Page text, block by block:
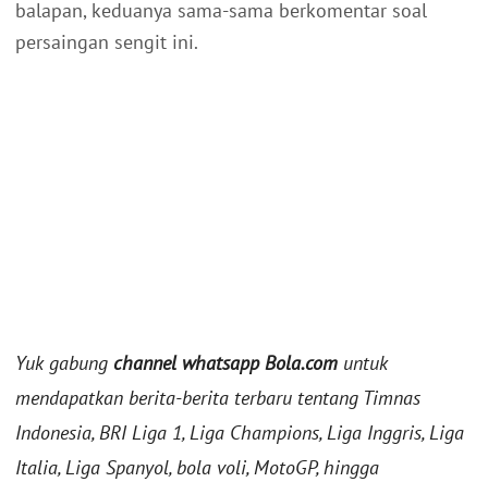
balapan, keduanya sama-sama berkomentar soal
persaingan sengit ini.
Yuk gabung channel whatsapp Bola.com untuk
mendapatkan berita-berita terbaru tentang Timnas
Indonesia, BRI Liga 1, Liga Champions, Liga Inggris, Liga
Italia, Liga Spanyol, bola voli, MotoGP, hingga